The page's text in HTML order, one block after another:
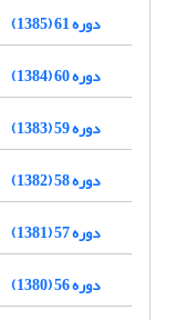
دوره 61 (1385)
دوره 60 (1384)
دوره 59 (1383)
دوره 58 (1382)
دوره 57 (1381)
دوره 56 (1380)